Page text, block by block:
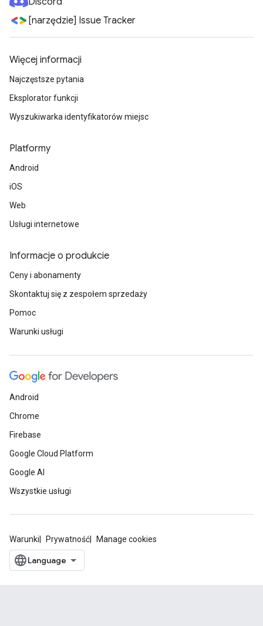
[narzędzie] Issue Tracker
Więcej informacji
Najczęstsze pytania
Eksplorator funkcji
Wyszukiwarka identyfikatorów miejsc
Platformy
Android
iOS
Web
Usługi internetowe
Informacje o produkcie
Ceny i abonamenty
Skontaktuj się z zespołem sprzedaży
Pomoc
Warunki usługi
Android
Chrome
Firebase
Google Cloud Platform
Google AI
Wszystkie usługi
Warunki Prywatność Manage cookies